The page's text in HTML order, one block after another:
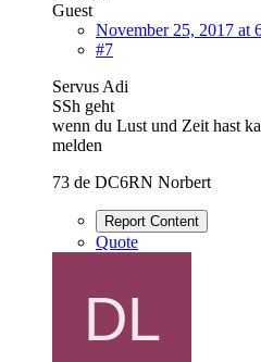
Guest
November 25, 2017 at
#7
Servus Adi
SSh geht
wenn du Lust und Zeit hast
melden
73 de DC6RN Norbert
Report Content
Quote